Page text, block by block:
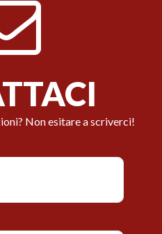
Non esitare a scriverci!